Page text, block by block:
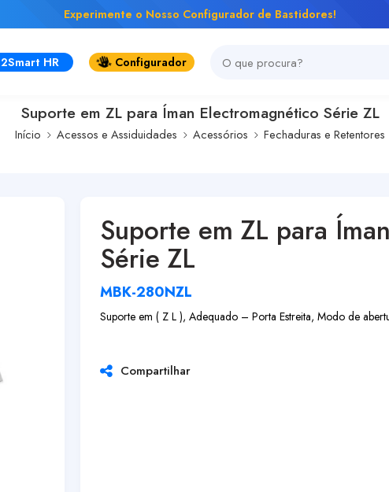
Experimente o Nosso Configurador de Bastidores!
2Smart HR Configurador
Suporte em ZL para Íman Electromagnético Série ZL
Início Acessos e Assiduidades Acessórios Fechaduras e Retentores
Suporte em ZL para
Série ZL
MBK-280NZL
Suporte em ( Z L ), Adequado – Porta Estreita, Modo de
Compartilhar